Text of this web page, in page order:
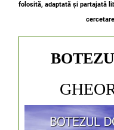
folosită, adaptată și partajată